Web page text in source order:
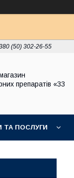
(50) 302-26-55
препаратів «33
ТА ПОСЛУГИ